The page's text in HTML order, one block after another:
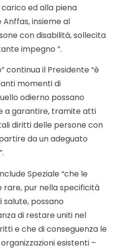
ed alla piena
insieme al
con disabilità, sollecita
impegno ”.
continua il Presidente “è
momenti di
odierno possano
a garantire, tramite atti
diritti delle persone con
da un adeguato
Speziale “che le
pur nella specificità
salute, possano
di restare uniti nel
e che di conseguenza le
esistenti –